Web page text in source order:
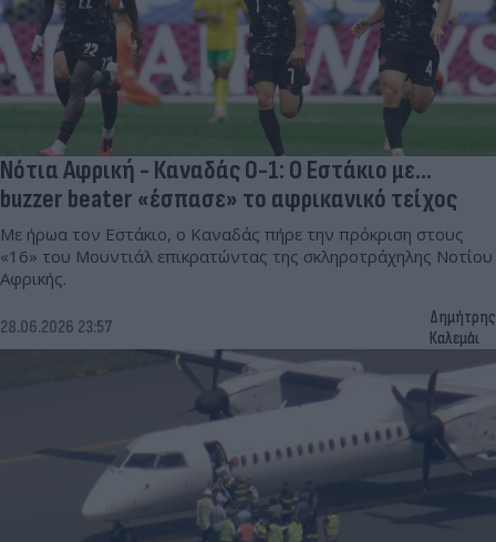
Νότια Αφρική - Καναδάς 0-1: Ο Εστάκιο με...
buzzer beater «έσπασε» το αφρικανικό τείχος
Με ήρωα τον Εστάκιο, ο Καναδάς πήρε την πρόκριση στους
«16» του Μουντιάλ επικρατώντας της σκληροτράχηλης Νοτίου
Αφρικής.
28.06.2026 23:57
Δημήτρης
Καλεμάι